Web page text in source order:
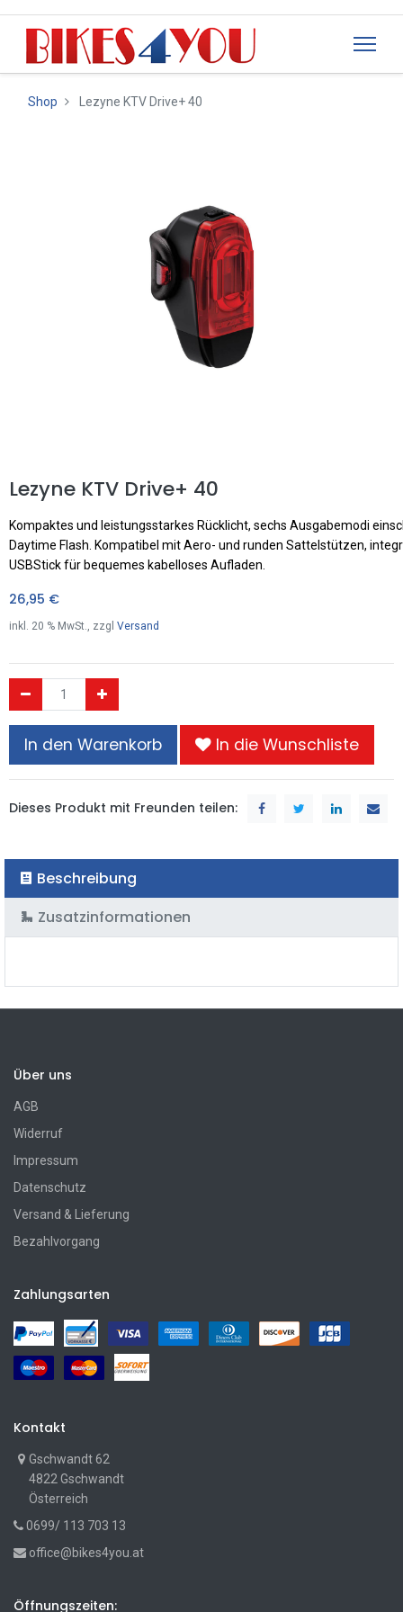
Shop Lezyne KTV Drive+ 40
Lezyne KTV Drive+ 40
Kompaktes und leistungsstarkes Rücklicht, sechs Ausgabemodi
Daytime Flash. Kompatibel mit Aero- und runden Sattelstützen,
USBStick für bequemes kabelloses Aufladen.
26,95 €
inkl. 20 % MwSt., zzgl Versand
In den Warenkorb In die Wunschliste
Dieses Produkt mit Freunden teilen:
Beschreibung
Zusatzinformationen
Über uns
AGB
Widerruf
Impressum
Datenschutz
Versand & Lieferung
Bezahlvorgang
Zahlungsarten
Kontakt
Gschwandt 62
4822 Gschwandt
Österreich
0699/ 113 703 13
office@bikes4you.at
Öffnungszeiten: